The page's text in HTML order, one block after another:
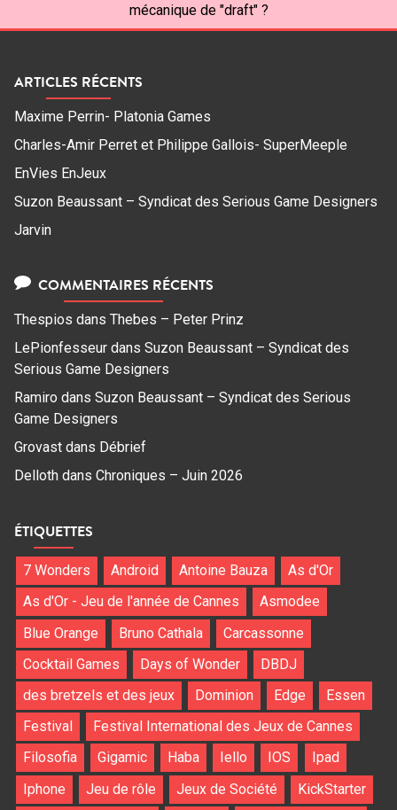
mécanique de "draft" ?
ARTICLES RÉCENTS
Maxime Perrin- Platonia Games
Charles-Amir Perret et Philippe Gallois- SuperMeeple
EnVies EnJeux
Suzon Beaussant – Syndicat des Serious Game Designers
Jarvin
COMMENTAIRES RÉCENTS
Thespios dans Thebes – Peter Prinz
LePionfesseur dans Suzon Beaussant – Syndicat des
Serious Game Designers
Ramiro dans Suzon Beaussant – Syndicat des Serious
Game Designers
Grovast dans Débrief
Delloth dans Chroniques – Juin 2026
ÉTIQUETTES
7 Wonders Android Antoine Bauza
As d'Or
As d'Or - Jeu de l'année de Cannes
Asmodee
Blue Orange
Bruno Cathala
Carcassonne
Cocktail Games
Days of Wonder
DBDJ
des bretzels et des jeux
Dominion Edge
Essen
Festival
Festival International des Jeux de Cannes
Filosofia
Gigamic Haba Iello IOS
Ipad
Iphone
Jeu de rôle Jeux de Société KickStarter